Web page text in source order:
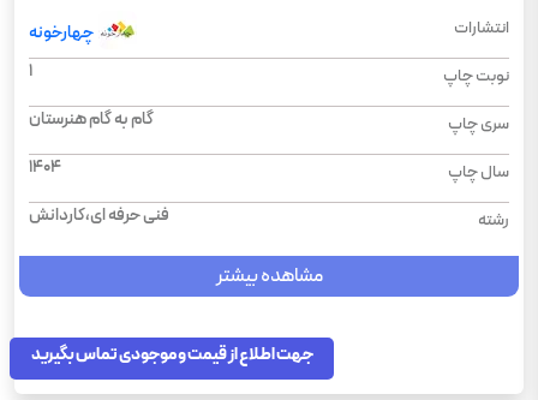
انتشارات
چهارخونه
نوبت چاپ
1
سری چاپ گام به گام هنرستان
سال چاپ 1404
رشته فنی حرفه ای،کاردانش
مشاهده بیشتر
جهت اطلاع از قیمت و موجودی تماس بگیرید